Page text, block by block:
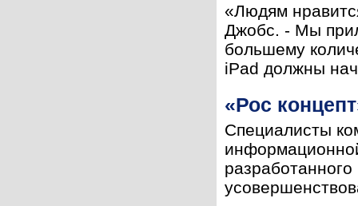
«Людям
Джобс. - Мы
большему
iPad должны
«Рос
Специалисты